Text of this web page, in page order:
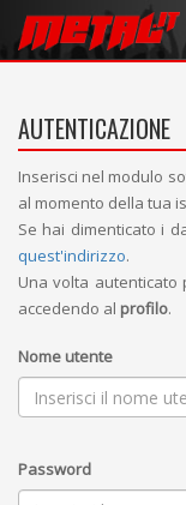
AUTENTICAZIONE
Inserisci nel modulo
al momento della tua
Se hai dimenticato i
quest'indirizzo.
Una volta
accedendo al profilo.
Nome utente
Password